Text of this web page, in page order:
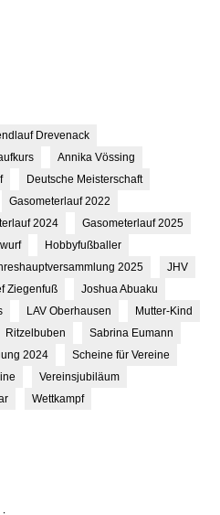
Drevenack
Annika Vössing
Deutsche Meisterschaft
Gasometerlauf 2022
2024
Gasometerlauf 2025
Hobbyfußballer
2025
JHV
Ziegenfuß
Joshua Abuaku
LAV Oberhausen
Mutter-Kind
Ritzelbuben
Sabrina Eumann
2024
Scheine für Vereine
Vereinsjubiläum
Wettkampf